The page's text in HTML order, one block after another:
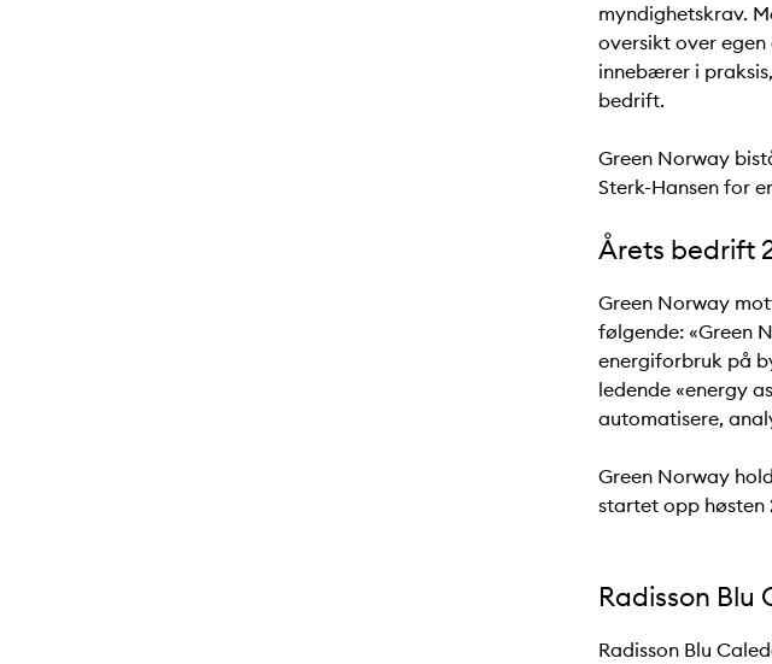
myndighetskrav.
oversikt over
innebærer i
bedrift.
Green Norway
Sterk-Hansen for
Årets bedrift
Green Norway
følgende: «Green
energiforbruk på
ledende «energy
automatisere,
Green Norway
startet opp høsten
Radisson Blu
Radisson Blu